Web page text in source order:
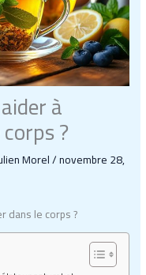
à
?
Morel/novembre 28,
dans le corps ?